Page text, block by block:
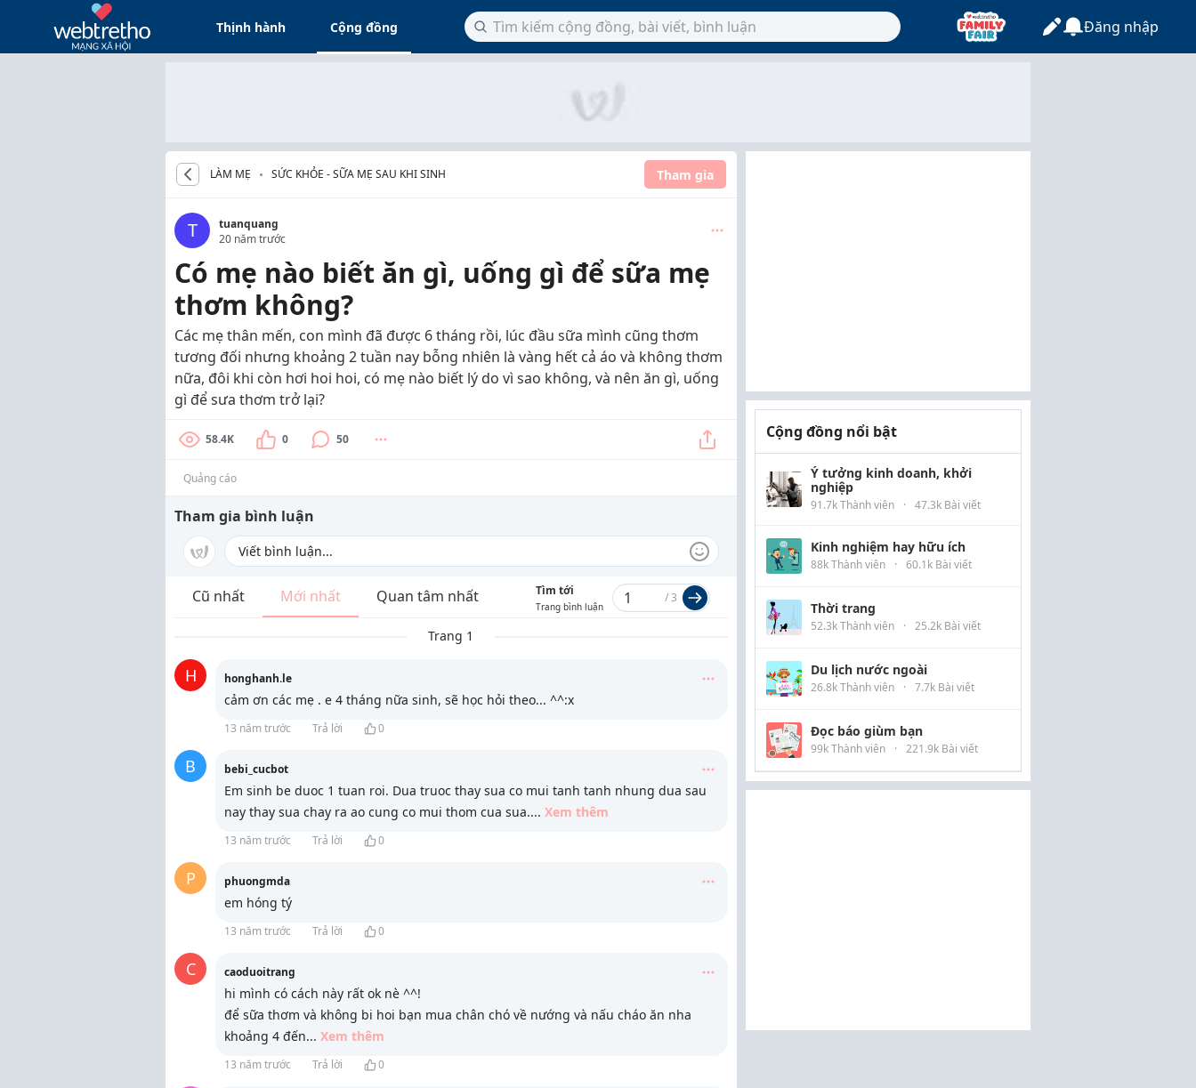
Thịnh hành Cộng đồng Đăng nhập
LÀM MẸ SỨC KHỎE - SỮA MẸ SAU KHI SINH Tham gia
T
tuanquang
20 năm trước
Có mẹ nào biết ăn gì, uống gì để sữa mẹ
thơm không?
Các mẹ thân mến, con mình đã được 6 tháng rồi, lúc đầu sữa mình cũng thơm
tương đối nhưng khoảng 2 tuần nay bỗng nhiên là vàng hết cả áo và không thơm
nữa, đôi khi còn hơi hoi hoi, có mẹ nào biết lý do vì sao không, và nên ăn gì, uống
gì để sưa thơm trở lại?
58.4K 0 50
Quảng cáo
Tham gia bình luận
Cũ nhất Mới nhất Quan tâm nhất Tìm tới
Trang bình luận
/3
Trang 1
H honghanh.le
cảm ơn các mẹ . e 4 tháng nữa sinh, sẽ học hỏi theo... ^^:x
13 năm trước Trả lời 0
B bebi_cucbot
Em sinh be duoc 1 tuan roi. Dua truoc thay sua co mui tanh tanh nhung dua sau
nay thay sua chay ra ao cung co mui thom cua sua.... Xem thêm
13 năm trước Trả lời 0
P phuongmda
em hóng tý
13 năm trước Trả lời 0
C caoduoitrang
hi mình có cách này rất ok nè ^^!
để sữa thơm và không bi hoi bạn mua chân chó về nướng và nấu cháo ăn nha
khoảng 4 đến... Xem thêm
13 năm trước Trả lời 0
Cộng đồng nổi bật
Ý tưởng kinh doanh, khởi
nghiệp
91.7k Thành viên · 47.3k Bài viết
Kinh nghiệm hay hữu ích
88k Thành viên · 60.1k Bài viết
Thời trang
52.3k Thành viên · 25.2k Bài viết
Du lịch nước ngoài
26.8k Thành viên · 7.7k Bài viết
Đọc báo giùm bạn
99k Thành viên · 221.9k Bài viết